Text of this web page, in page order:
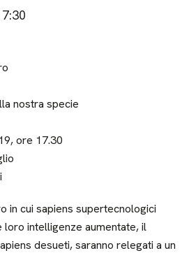
nostra specie
ore 17.30
in cui sapiens supertecnologici
intelligenze aumentate, il
desueti, saranno relegati a un